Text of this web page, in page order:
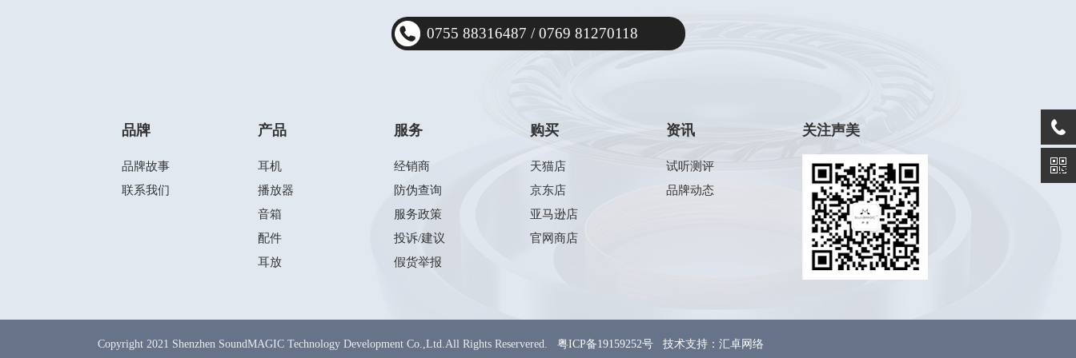
0755 88316487 / 0769 81270118
品牌
品牌故事
联系我们
产品
耳机
播放器
音箱
配件
耳放
服务
经销商
防伪查询
服务政策
投诉/建议
假货举报
购买
天猫店
京东店
亚马逊店
官网商店
资讯
试听测评
品牌动态
关注声美
Copyright 2021 Shenzhen SoundMAGIC Technology Development Co.,Ltd.All Rights Reservered. 粤ICP备19159252号 技术支持：汇卓网络